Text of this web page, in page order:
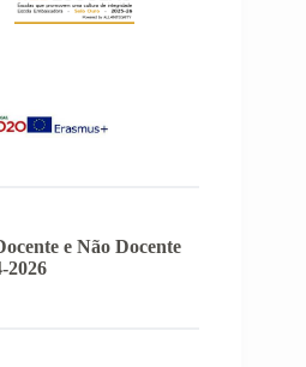
e Não Docente
2026